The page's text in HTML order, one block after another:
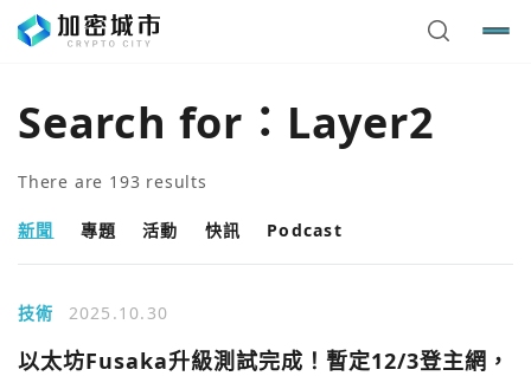
Search for： Layer2
There are 193 results
新聞 專題 活動 快訊 Podcast
技術 2025.10.30
以太坊Fusaka升級測試完成！暫定12/3登主網，